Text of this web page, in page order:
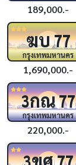
189,000.-
ฆบ77
กรุงเทพมหานคร
1,690,000.-
3กณ77
กรุงเทพมหานคร
220,000.-
ขศ